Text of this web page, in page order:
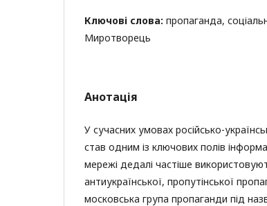
Ключові слова: пропаганда,
Миротворець
Анотація
У сучасних умовах російсько-
став одним із ключових полів
мережі дедалі частіше
антиукраїнської, пропутінської
московська група пропаганди під